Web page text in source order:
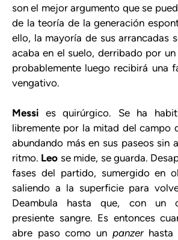
son el mejor argumento que se
de la teoría de la generación
ello, la mayoría de sus arrancadas
acaba en el suelo, derribado por
probablemente luego recibirá una
vengativo.
Messi es quirúrgico. Se ha
libremente por la mitad del campo
abundando más en sus paseos sin
ritmo. Leo se mide, se guarda.
fases del partido, sumergido en
saliendo a la superficie para
Deambula hasta que, con un
presiente sangre. Es entonces
abre paso como un panzerhasta